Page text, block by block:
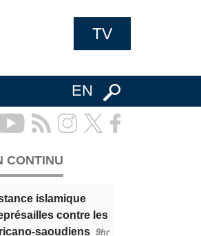
TV
EN
CONTINU
islamique
contre les
saoudiens 9hr